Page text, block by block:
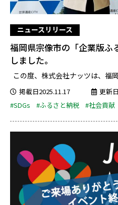
ニュースリリース
福岡県宗像市の「企業版ふ
しました。
この度、株式会社ナッツは、福
掲載日2025.11.17
更新
#SDGs
#ふるさと納税 #社会貢献